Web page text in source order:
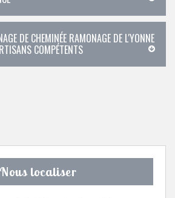
DE CHEMINÉE RAMONAGE DE L'YONNE
COMPÉTENTS
Nous localiser